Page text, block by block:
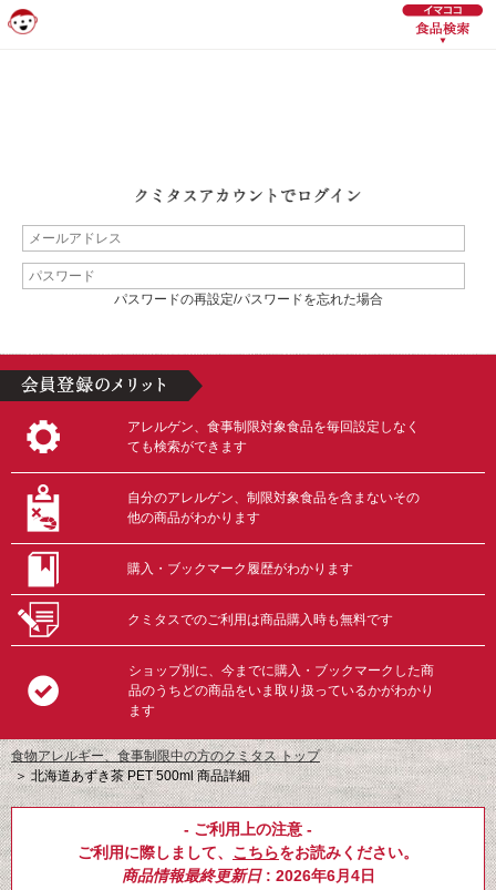
パスワードの再設定/パスワードを忘れた場合
アレルゲン、食事制限対象食品を毎回設定しなく
ても検索ができます
自分のアレルゲン、制限対象食品を含まないその
他の商品がわかります
購入・ブックマーク履歴がわかります
クミタスでのご利用は商品購入時も無料です
ショップ別に、今までに購入・ブックマークした商
品のうちどの商品をいま取り扱っているかがわかり
ます
食物アレルギー、食事制限中の方のクミタス トップ
＞北海道あずき茶 PET 500ml 商品詳細
- ご利用上の注意 -
ご利用に際しまして、 こちらをお読みください。
商品情報最終更新日: 2026年6月4日